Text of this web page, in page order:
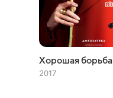
Хорошая борьба
2017